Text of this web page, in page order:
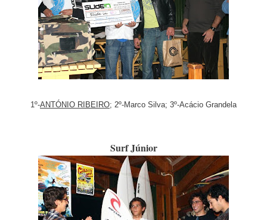
1º-ANTÓNIO RIBEIRO; 2º-Marco Silva; 3º-Acácio Grandela
Surf Júnior